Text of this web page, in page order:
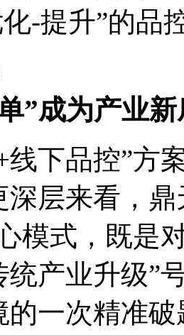
-提升”的品
”成为产业
下品控”方
层来看
模式，既
传统产业升级”
的一次精准